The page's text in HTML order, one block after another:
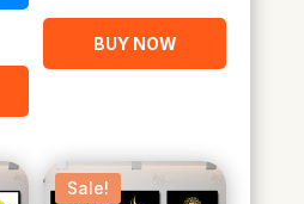
BUY NOW
Sale!